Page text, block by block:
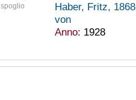
spoglio
Haber, Fritz,
von
Anno: 1928